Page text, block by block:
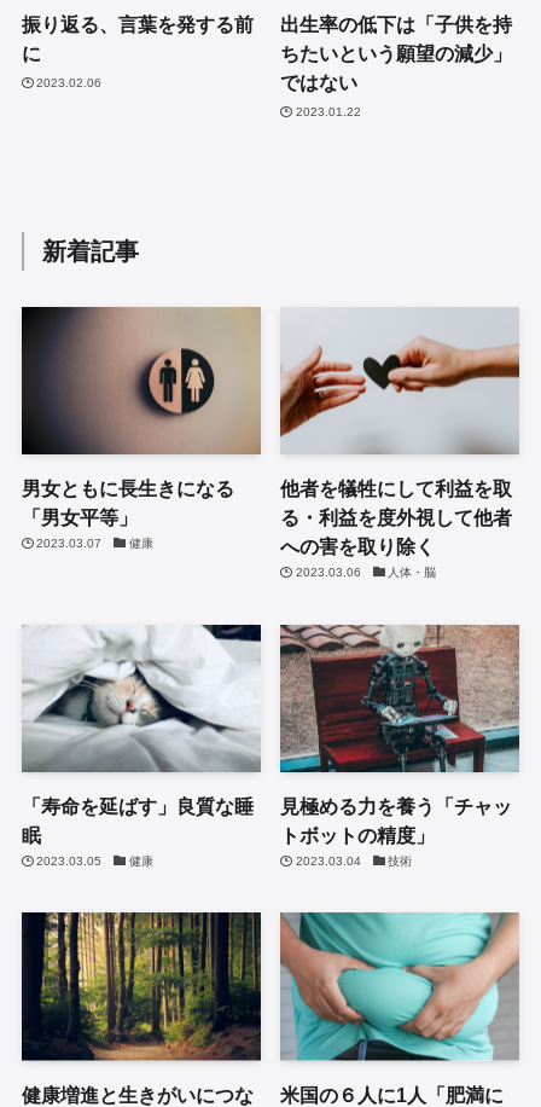
振り返る、言葉を発する前
に
2023.02.06
出生率の低下は「子供を持
ちたいという願望の減少」
ではない
2023.01.22
新着記事
男女ともに長生きになる
「男女平等」
2023.03.07 健康
他者を犠牲にして利益を取
る・利益を度外視して他者
への害を取り除く
2023.03.06 人体・脳
「寿命を延ばす」良質な睡
眠
2023.03.05 健康
見極める力を養う「チャッ
トボットの精度」
2023.03.04 技術
健康増進と生きがいにつな
米国の６人に1人「肥満に